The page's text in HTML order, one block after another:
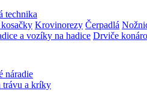
technika
Krovinorezy Čerpadlá
a vozíky na hadice Drviče
náradie
trávu a kríky